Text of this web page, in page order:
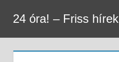
content
24 óra! – Friss hírek